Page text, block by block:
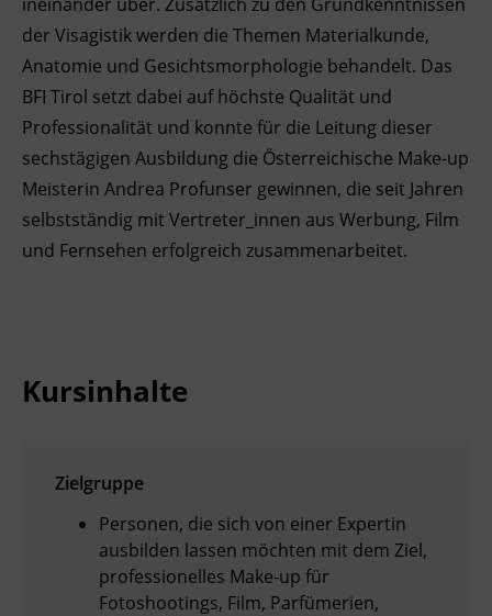
Ingenieurzertifizierung
Deutsch und Integration
Akademisches Studienzentrum
Digitales Lernen
BFI Reutte
BFI Schwaz
der Visagistik werden die Themen Materialkunde,
Anatomie und Gesichtsmorphologie behandelt. Das
BFI Tirol setzt dabei auf höchste Qualität und
Professionalität und konnte für die Leitung dieser
sechstägigen Ausbildung die Österreichische Make-up
Meisterin Andrea Profunser gewinnen, die seit Jahren
selbstständig mit Vertreter_innen aus Werbung, Film
und Fernsehen erfolgreich zusammenarbeitet.
Kursinhalte
Zielgruppe
Personen, die sich von einer Expertin
ausbilden lassen möchten mit dem Ziel,
professionelles Make-up für
Fotoshootings, Film, Parfümerien,